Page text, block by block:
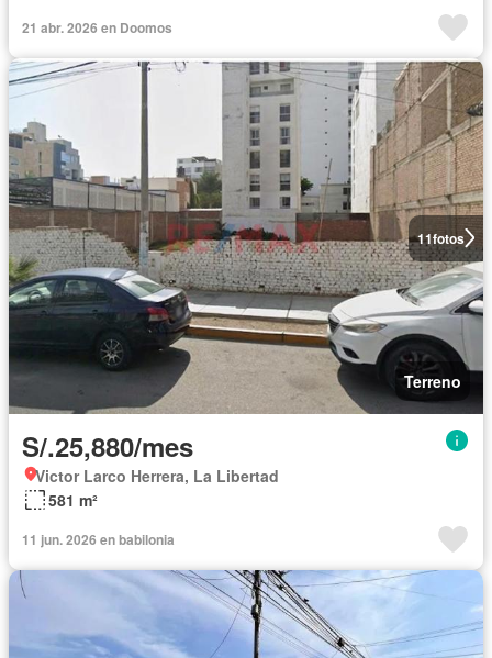
21 abr. 2026 en Doomos
11fotos
Terreno
S/.25,880/mes
Victor Larco Herrera, La Libertad
581 m²
11 jun. 2026 en babilonia